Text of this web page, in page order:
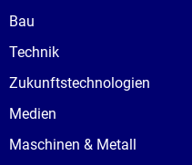
Bau
Technik
Zukunftstechnologien
Medien
Maschinen & Metall